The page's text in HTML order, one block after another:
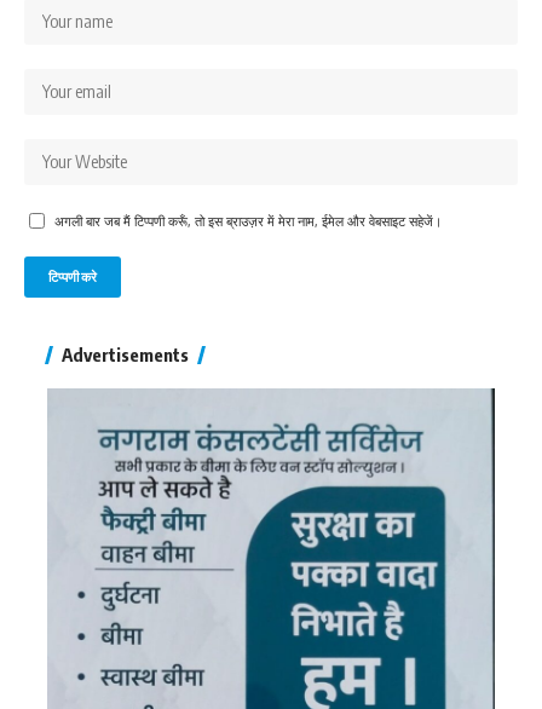
अगली बार जब मैं टिप्पणी करूँ, तो इस ब्राउज़र में मेरा नाम, ईमेल और वेबसाइट सहेजें।
Advertisements